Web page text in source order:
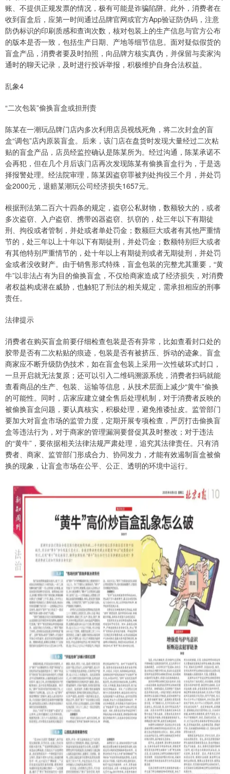
账、不提供正规发票的情况，极有可能是诈骗陷阱。此外，消费者在
收到盲盒后，应第一时间通过品牌官网或官方App验证防伪码，注意
防伪标识的印刷质感和查询次数，核对包装上的生产信息与官方公布
的版本是否一致，包括生产日期、产地等细节信息。面对疑似假货的
盲盒产品，消费者要及时拍照，向品牌方核实真伪，并保留与卖家沟
通时的聊天记录，及时进行投诉举报，积极维护自身合法权益。
乱象4
“二次包装”偷换盲盒或担刑责
陈某在一潮玩品牌门店内多次利用店员视线死角，将二次封盒的盲
盒“调包”店内原装盲盒。后来，该门店在盘货时发现大量经过二次粘
贴的盲盒产品，店员经监控确认是陈某所为。经过沟通，陈某承诺不
会再犯，但在几个月后该门店再次发现陈某有偷换盲盒行为，于是选
择报警处理。经法院审理，陈某因盗窃罪被判处拘役三个月，并处罚
金2000元，退赔某潮玩公司经济损失1657元。
根据刑法第二百六十四条的规定，盗窃公私财物，数额较大的，或者
多次盗窃、入户盗窃、携带凶器盗窃、扒窃的，处三年以下有期徒
刑、拘役或者管制，并处或者单处罚金；数额巨大或者有其他严重情
节的，处三年以上十年以下有期徒刑，并处罚金；数额特别巨大或者
有其他特别严重情节的，处十年以上有期徒刑或者无期徒刑，并处罚
金或者没收财产。由于销售形式特殊，盲盒包装的完整尤其重要，“黄
牛”以非法占有为目的偷换盲盒，不仅给商家造成了经济损失，对消费
者权益构成潜在威胁，也触犯了刑法的相关规定，需承担相应的刑事
责任。
法律提示
消费者在购买盲盒前要仔细检查包装是否有异常，比如查看封口处的
胶带是否有二次粘贴的痕迹，包装是否有被挤压、拆动的迹象。盲盒
商家应不断升级防伪技术，如在盲盒包装上采用一次性破坏式封口，
一旦开启就无法复原；还可以引入二维码溯源系统，消费者扫码就能
查看商品的生产、包装、运输等信息，从技术层面上减少“黄牛”偷换
的可能性。同时，店家应建立健全售后处理机制，对于消费者反映的
被偷换盲盒问题，要认真核实，积极处理，避免推诿扯皮。监管部门
要加大对盲盒市场的监管力度，定期开展专项检查，严厉打击偷换盲
盒等违法行为，对于商家的管理漏洞要督促其及时整改；对于违法
的“黄牛”，要依据相关法律法规严肃处理，追究其法律责任。只有消
费者、商家、监管部门形成合力、协同发力，才能有效遏制盲盒被偷
换的现象，让盲盒市场在公平、公正、透明的环境中运行。